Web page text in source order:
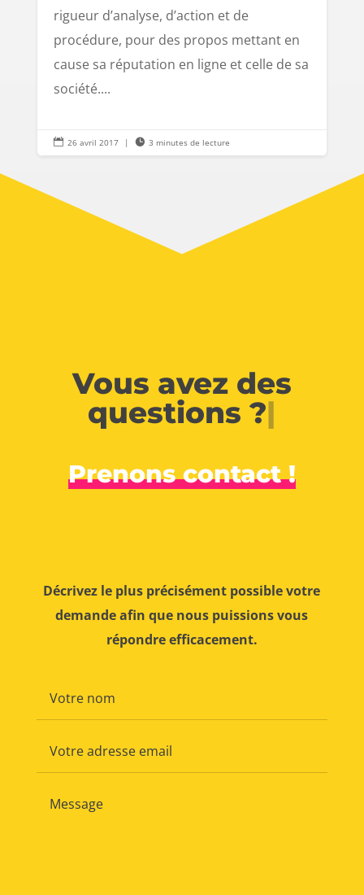
rigueur d’analyse, d’action et de
procédure, pour des propos mettant en
cause sa réputation en ligne et celle de sa
société....
 26 avril 2017 |  3 minutes de lecture
Vous avez des
questions ?|
Prenons contact !
Décrivez le plus précisément possible votre
demande afin que nous puissions vous
répondre efficacement.